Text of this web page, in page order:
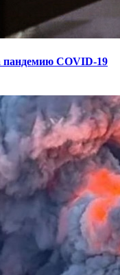
пандемию COVID-19